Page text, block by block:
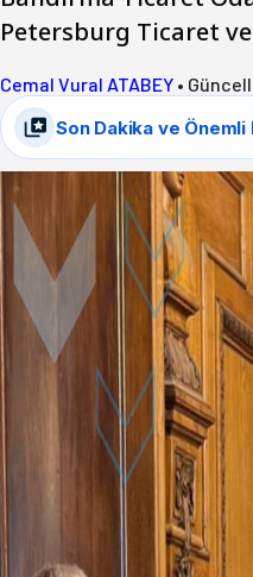
Petersburg Ticaret
Cemal Vural ATABEY •
Son Dakika ve